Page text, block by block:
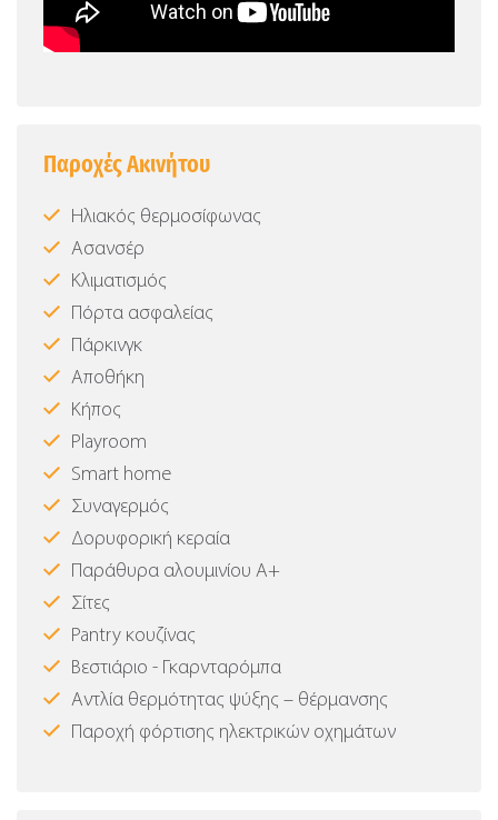
Παροχές Ακινήτου
Ηλιακός θερμοσίφωνας
Ασανσέρ
Κλιματισμός
Πόρτα ασφαλείας
Πάρκινγκ
Αποθήκη
Κήπος
Playroom
Smart home
Συναγερμός
Δορυφορική κεραία
Παράθυρα αλουμινίου Α+
Σίτες
Pantry κουζίνας
Βεστιάριο - Γκαρνταρόμπα
Αντλία θερμότητας ψύξης – θέρμανσης
Παροχή φόρτισης ηλεκτρικών οχημάτων